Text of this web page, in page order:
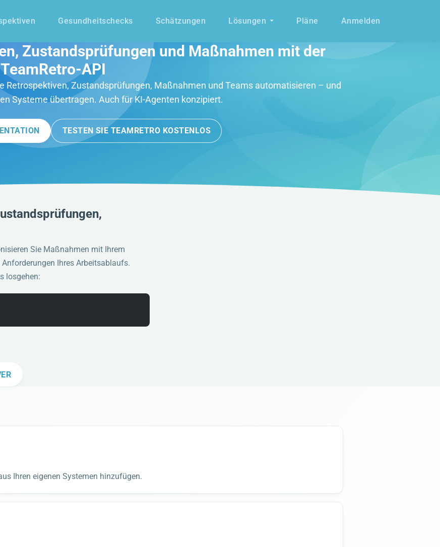
Gesundheitschecks Schätzungen Lösungen Pläne Anmelden
Zustandsprüfungen und Maßnahmen mit der
TeamRetro-API
Retrospektiven, Zustandsprüfungen, Maßnahmen und Teams automatisieren – und
Systeme übertragen. Auch für KI-Agenten konzipiert.
TESTEN SIE TEAMRETRO KOSTENLOS
Sie Maßnahmen mit Ihrem
Ihres Arbeitsablaufs.
losgehen:
Ihren eigenen Systemen hinzufügen.